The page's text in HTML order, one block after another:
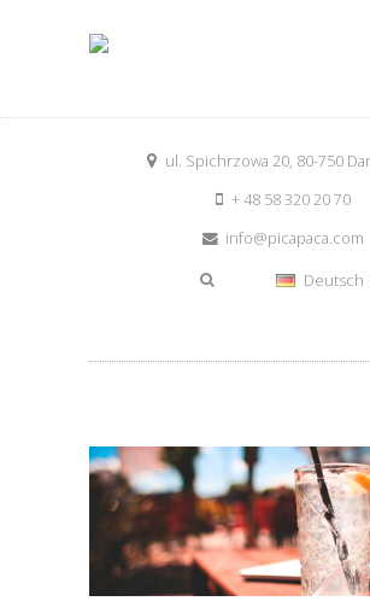
ul. Spichrzowa 20, 80-750
+ 48 58 320 20 70
info@picapaca.com
Deutsch